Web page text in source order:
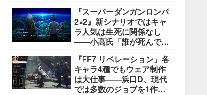
『スーパーダンガンロンパ
2×2』新シナリオではキャ
ラ人気は生死に関係なし
――小高氏「誰が死んでも
で」
『FF7 リベレーション』各
キャラ4種でもウェア制作
は大仕事――浜口D、現代
では多数のジョブを1作に